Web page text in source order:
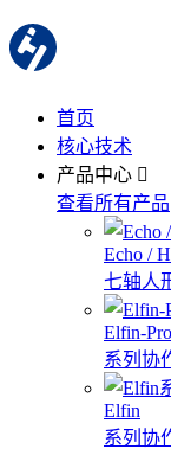
首页
核心技术
产品中心
查看所有产品
Echo /
七轴人
Elfin-Pro
系列协
Elfin
系列协